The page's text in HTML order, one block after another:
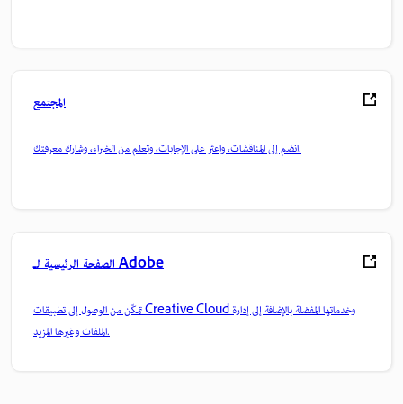
المجتمع
انضم إلى المناقشات، واعثر على الإجابات، وتعلم من الخبراء، وشارك معرفتك.
الصفحة الرئيسية لـ Adobe
تمكّن من الوصول إلى تطبيقات Creative Cloud وخدماتها المفضلة بالإضافة إلى إدارة
الملفات وغيرها المزيد.